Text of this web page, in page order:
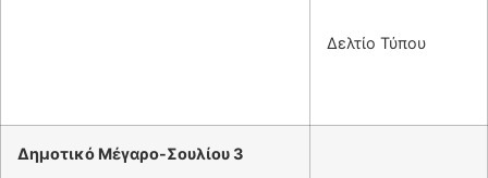
Δελτίο Τύπου
Δημοτικό Μέγαρο-Σουλίου 3